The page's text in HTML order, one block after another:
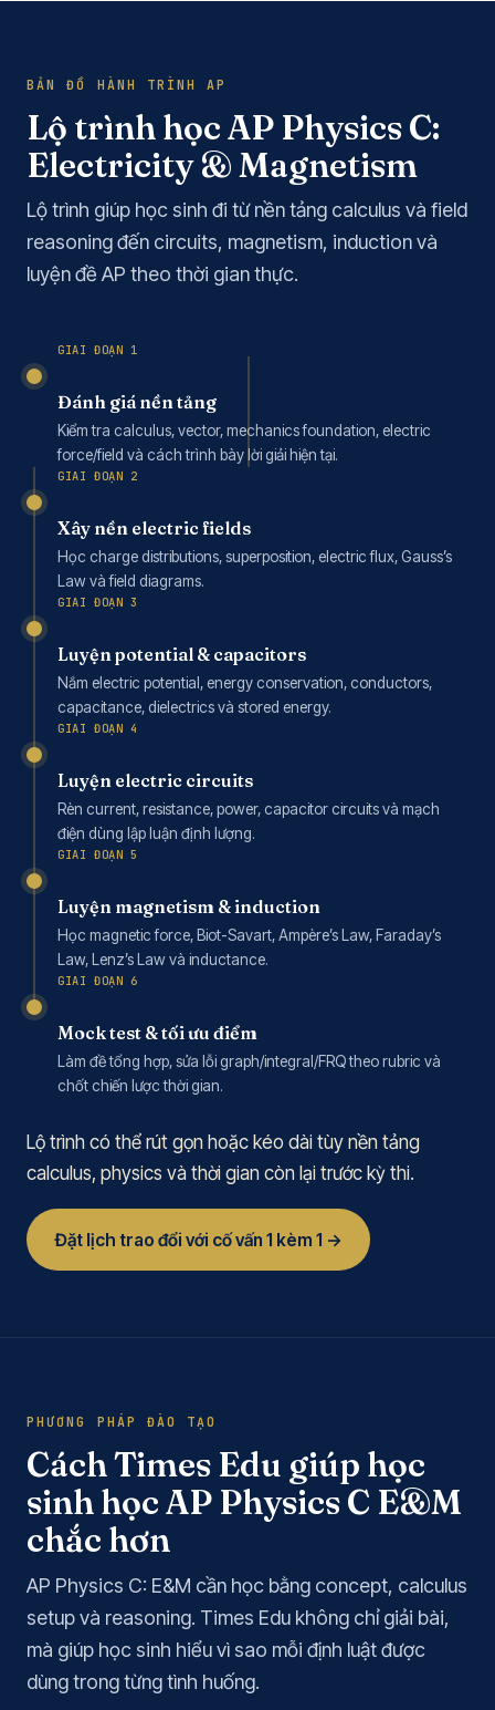
BẢN ĐỒ HÀNH TRÌNH AP
Lộ trình học AP Physics C:
Electricity & Magnetism
Lộ trình giúp học sinh đi từ nền tảng calculus và field
reasoning đến circuits, magnetism, induction và
luyện đề AP theo thời gian thực.
GIAI ĐOẠN 1
Đánh giá nền tảng
Kiểm tra calculus, vector, mechanics foundation, electric
force/field và cách trình bày lời giải hiện tại.
GIAI ĐOẠN 2
Xây nền electric fields
Học charge distributions, superposition, electric flux, Gauss’s
Law và field diagrams.
GIAI ĐOẠN 3
Luyện potential & capacitors
Nắm electric potential, energy conservation, conductors,
capacitance, dielectrics và stored energy.
GIAI ĐOẠN 4
Luyện electric circuits
Rèn current, resistance, power, capacitor circuits và mạch
điện dùng lập luận định lượng.
GIAI ĐOẠN 5
Luyện magnetism & induction
Học magnetic force, Biot-Savart, Ampère’s Law, Faraday’s
Law, Lenz’s Law và inductance.
GIAI ĐOẠN 6
Mock test & tối ưu điểm
Làm đề tổng hợp, sửa lỗi graph/integral/FRQ theo rubric và
chốt chiến lược thời gian.
Lộ trình có thể rút gọn hoặc kéo dài tùy nền tảng
calculus, physics và thời gian còn lại trước kỳ thi.
Đặt lịch trao đổi với cố vấn 1 kèm 1 →
PHƯƠNG PHÁP ĐÀO TẠO
Cách Times Edu giúp học
sinh học AP Physics C E&M
chắc hơn
AP Physics C: E&M cần học bằng concept, calculus
setup và reasoning. Times Edu không chỉ giải bài,
mà giúp học sinh hiểu vì sao mỗi định luật được
dùng trong từng tình huống.